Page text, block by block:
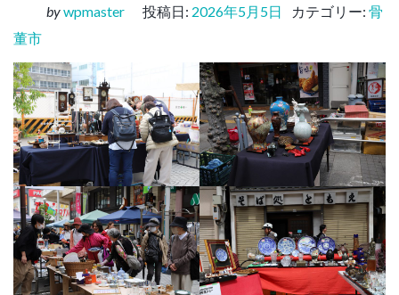
bywpmaster 投稿日: 2026年5月5日 カテゴリー: 骨
董市